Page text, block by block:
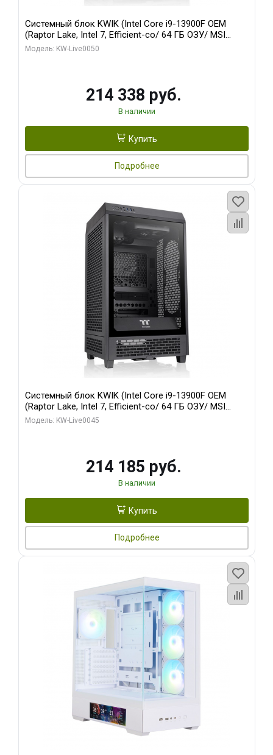
Системный блок KWIK (Intel Core i9-13900F OEM
(Raptor Lake, Intel 7, Efficient-co/ 64 ГБ ОЗУ/ MSI
RTX5060Ti SHADOW 3X OC CLASSIC 8GB GDDR7
Модель: KW-Live0050
214 338 руб.
В наличии
Купить
Подробнее
Системный блок KWIK (Intel Core i9-13900F OEM
(Raptor Lake, Intel 7, Efficient-co/ 64 ГБ ОЗУ/ MSI
RTX5060Ti SHADOW 2X OC PLUS 8GB GDDR7 128bit
Модель: KW-Live0045
214 185 руб.
В наличии
Купить
Подробнее